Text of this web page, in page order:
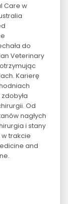
Care w
do
Veterinary
Karierę
Od
nagłych
i stany
trakcie
and